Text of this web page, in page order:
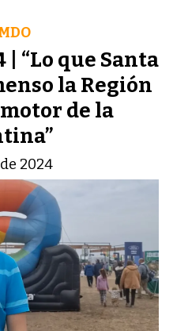
“Lo que Santa
la Región
de la
2024